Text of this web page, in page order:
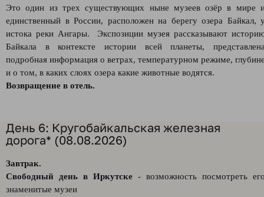
Это один из трех существующих ныне музеев озёр в мире
единственный в России, расположен на берегу озера Байкал,
истока реки Ангары. Экспозиции музея рассказывают
Байкала в контексте истории всей планеты,
подробная информация о ветрах, температурном режиме,
и о том, в каких слоях озера какие животные водятся.
Возвращение в отель.
День 6: Кругобайкальская железная
дорога* (08.08.2026)
Завтрак.
Свободный день в Иркутске - возможность посмотреть
знаменитые музеи